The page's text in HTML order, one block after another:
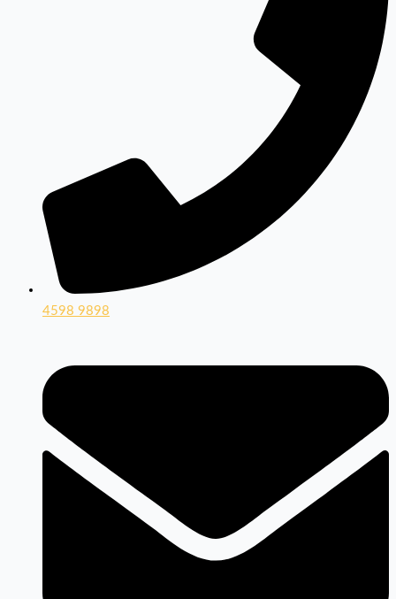
4598 9898